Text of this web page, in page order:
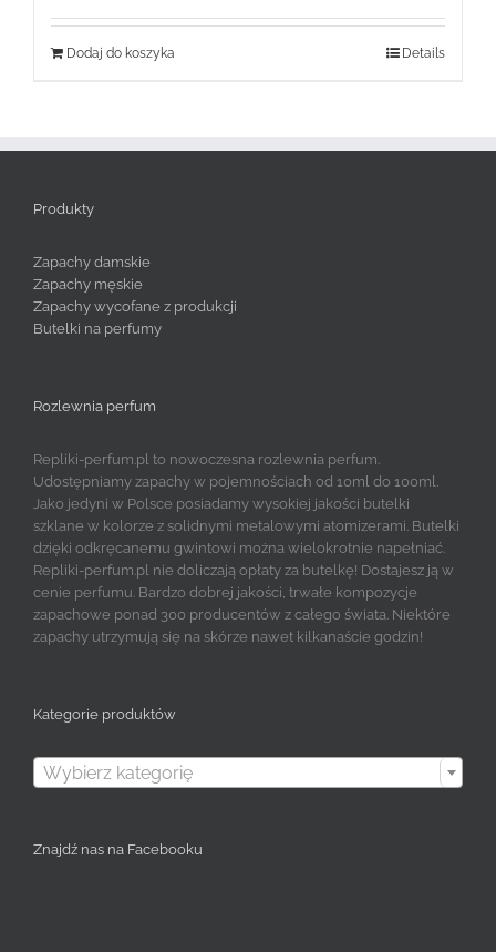
79,99 zł.
49,99 zł.
Dodaj do koszyka Details
Produkty
Zapachy damskie
Zapachy męskie
Zapachy wycofane z produkcji
Butelki na perfumy
Rozlewnia perfum
Repliki-perfum.pl to nowoczesna rozlewnia perfum.
Udostępniamy zapachy w pojemnościach od 10ml do 100ml.
Jako jedyni w Polsce posiadamy wysokiej jakości butelki
szklane w kolorze z solidnymi metalowymi atomizerami. Butelki
dzięki odkręcanemu gwintowi można wielokrotnie napełniać.
Repliki-perfum.pl nie doliczają opłaty za butelkę! Dostajesz ją w
cenie perfumu. Bardzo dobrej jakości, trwałe kompozycje
zapachowe ponad 300 producentów z całego świata. Niektóre
zapachy utrzymują się na skórze nawet kilkanaście godzin!
Kategorie produktów
Wybierz kategorię
Znajdź nas na Facebooku